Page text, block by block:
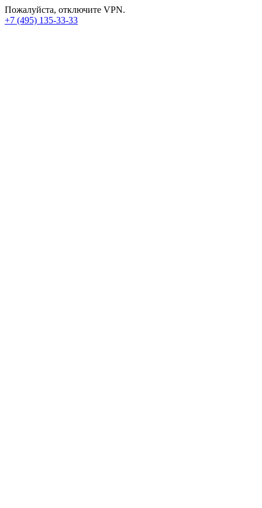
Пожалуйста, отключите VPN.
+7 (495) 135-33-33